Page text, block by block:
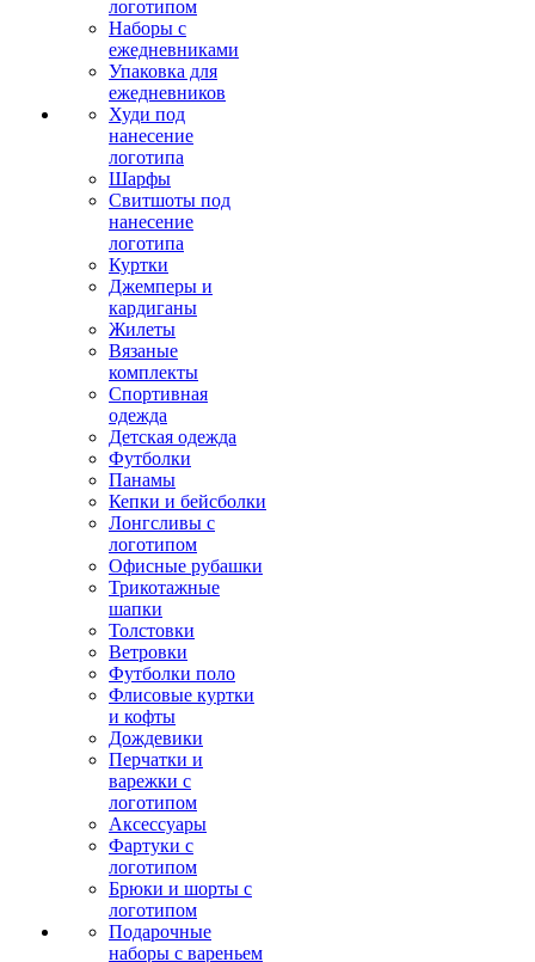
логотипом
Наборы с
ежедневниками
Упаковка для
ежедневников
Худи под
нанесение
логотипа
Шарфы
Свитшоты под
нанесение
логотипа
Куртки
Джемперы и
кардиганы
Жилеты
Вязаные
комплекты
Спортивная
одежда
Детская одежда
Футболки
Панамы
Кепки и бейсболки
Лонгсливы с
логотипом
Офисные рубашки
Трикотажные
шапки
Толстовки
Ветровки
Футболки поло
Флисовые куртки
и кофты
Дождевики
Перчатки и
варежки с
логотипом
Аксессуары
Фартуки с
логотипом
Брюки и шорты с
логотипом
Подарочные
наборы с вареньем